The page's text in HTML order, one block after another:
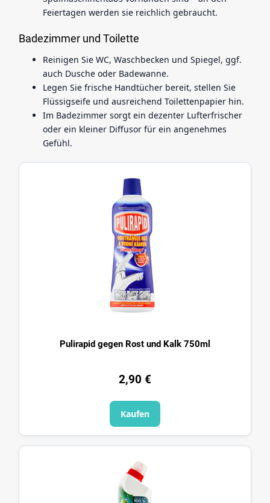
Feiertagen werden sie reichlich gebraucht.
Badezimmer und Toilette
Reinigen Sie WC, Waschbecken und Spiegel, ggf.
auch Dusche oder Badewanne.
Legen Sie frische Handtücher bereit, stellen Sie
Flüssigseife und ausreichend Toilettenpapier hin.
Im Badezimmer sorgt ein dezenter Lufterfrischer
oder ein kleiner Diffusor für ein angenehmes
Gefühl.
Pulirapid gegen Rost und Kalk 750ml
2,90 €
Kaufen